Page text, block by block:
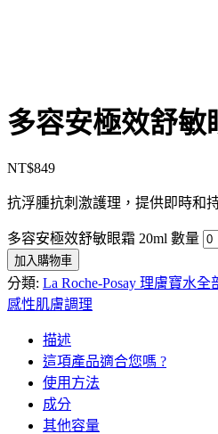
多容安極效舒敏
NT$849
抗浮腫抗刺激護理，提供即時和
多容安極效舒敏眼霜 20ml 數量
加入購物車
分類: La Roche-Posay 理膚寶水全
感性肌膚調理
描述
這項產品適合您嗎 ?
使用方法
成分
其他容量